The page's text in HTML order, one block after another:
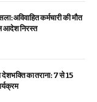
अविवाहित कर्मचारी की मौत
आदेश निरस्त
देशभक्ति का तराना: 7 से 15